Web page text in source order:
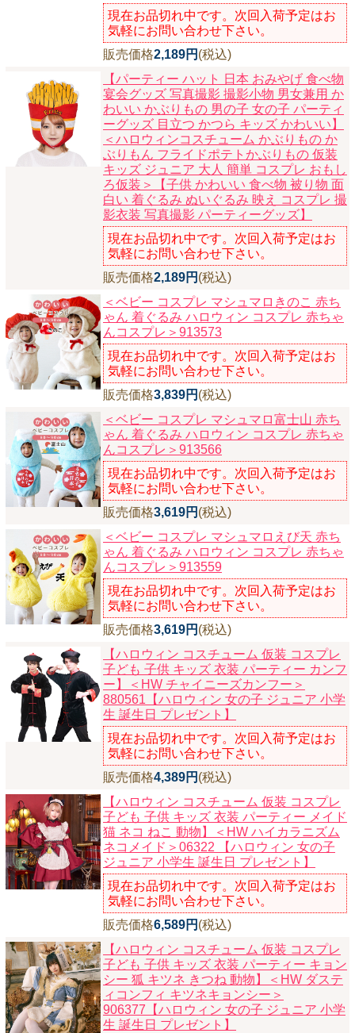
現在お品切れ中です。次回入荷予定はお
気軽にお問い合わせ下さい。
販売価格2,189円 (税込)
【パーティー ハット 日本 おみやげ 食べ物
宴会グッズ 写真撮影 撮影小物 男女兼用 か
わいい かぶりもの 男の子 女の子 パーティ
ーグッズ 目立つ かつら キッズ かわいい】
＜ハロウィンコスチューム かぶりもの か
ぶりもん フライドポテトかぶりもの 仮装
キッズ ジュニア 大人 簡単 コスプレ おもし
ろ仮装＞【子供 かわいい 食べ物 被り物 面
白い 着ぐるみ ぬいぐるみ 映え コスプレ 撮
影衣装 写真撮影 パーティーグッズ】
現在お品切れ中です。次回入荷予定はお
気軽にお問い合わせ下さい。
販売価格2,189円 (税込)
＜ベビー コスプレ マシュマロきのこ 赤ち
ゃん 着ぐるみ ハロウィン コスプレ 赤ちゃ
んコスプレ＞913573
現在お品切れ中です。次回入荷予定はお
気軽にお問い合わせ下さい。
販売価格3,839円 (税込)
＜ベビー コスプレ マシュマロ富士山 赤ち
ゃん 着ぐるみ ハロウィン コスプレ 赤ちゃ
んコスプレ＞913566
現在お品切れ中です。次回入荷予定はお
気軽にお問い合わせ下さい。
販売価格3,619円 (税込)
＜ベビー コスプレ マシュマロえび天 赤ち
ゃん 着ぐるみ ハロウィン コスプレ 赤ちゃ
んコスプレ＞913559
現在お品切れ中です。次回入荷予定はお
気軽にお問い合わせ下さい。
販売価格3,619円 (税込)
【ハロウィン コスチューム 仮装 コスプレ
子ども 子供 キッズ 衣装 パーティー カンフ
ー】
＜HW チャイニーズカンフー＞
880561【ハロウィン 女の子 ジュニア 小学
生 誕生日 プレゼント】
現在お品切れ中です。次回入荷予定はお
気軽にお問い合わせ下さい。
販売価格4,389円 (税込)
【ハロウィン コスチューム 仮装 コスプレ
子ども 子供 キッズ 衣装 パーティー メイド
猫 ネコ ねこ 動物】
＜HW ハイカラニズム
ネコメイド＞06322 【ハロウィン 女の子
ジュニア 小学生 誕生日 プレゼント】
現在お品切れ中です。次回入荷予定はお
気軽にお問い合わせ下さい。
販売価格6,589円 (税込)
【ハロウィン コスチューム 仮装 コスプレ
子ども 子供 キッズ 衣装 パーティー キョン
シー 狐 キツネ きつね 動物】
＜HW ダステ
ィコンフィ キツネキョンシー＞
906377【ハロウィン 女の子 ジュニア 小学
生 誕生日 プレゼント】
マイページログイン
お問い合わせ
当店は持続可能な開発目標「SDGs」を推進しています。
0120-221-040
電話受付時間：月～金10:00~16:00 ※祝日除く